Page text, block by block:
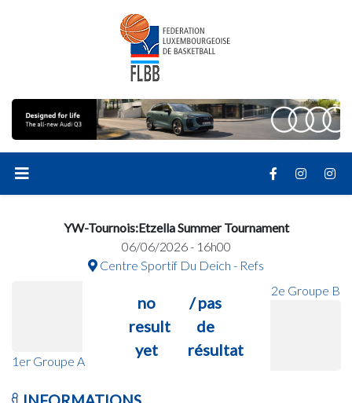
YW-Tournois:Etzella Summer Tournament
06/06/2026 - 16h00
Centre Sportif Du Deich - Refs
1er Groupe A
no
result
yet
/ pas
de
résultat
2e Groupe B